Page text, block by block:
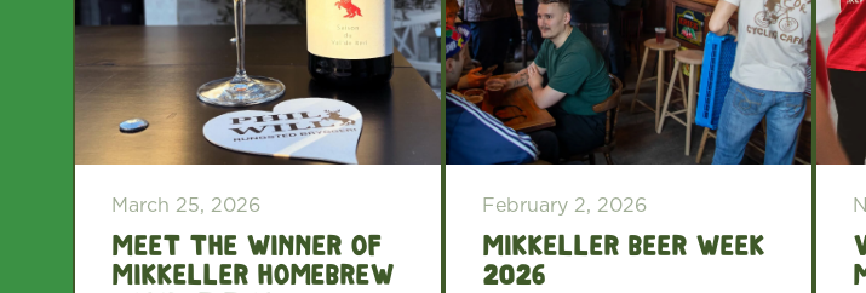
March 25, 2026
Meet the winner of
Mikkeller Homebrew
February 2, 2026
Mikkeller Beer Week
2026